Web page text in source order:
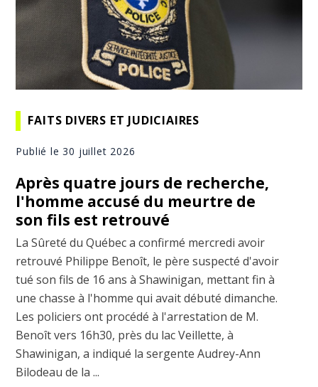
FAITS DIVERS ET JUDICIAIRES
Publié le 30 juillet 2026
Après quatre jours de recherche,
l'homme accusé du meurtre de
son fils est retrouvé
La Sûreté du Québec a confirmé mercredi avoir
retrouvé Philippe Benoît, le père suspecté d'avoir
tué son fils de 16 ans à Shawinigan, mettant fin à
une chasse à l'homme qui avait débuté dimanche.
Les policiers ont procédé à l'arrestation de M.
Benoît vers 16h30, près du lac Veillette, à
Shawinigan, a indiqué la sergente Audrey-Ann
Bilodeau de la ...